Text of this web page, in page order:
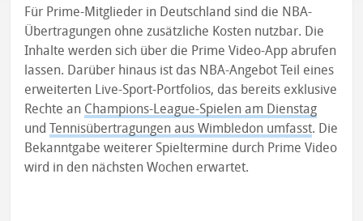
Für Prime-Mitglieder in Deutschland sind die NBA-
Übertragungen ohne zusätzliche Kosten nutzbar. Die
Inhalte werden sich über die Prime Video-App abrufen
lassen. Darüber hinaus ist das NBA-Angebot Teil eines
erweiterten Live-Sport-Portfolios, das bereits exklusive
Rechte an Champions-League-Spielen am Dienstag
undTennisübertragungen aus Wimbledon umfasst. Die
Bekanntgabe weiterer Spieltermine durch Prime Video
wird in den nächsten Wochen erwartet.